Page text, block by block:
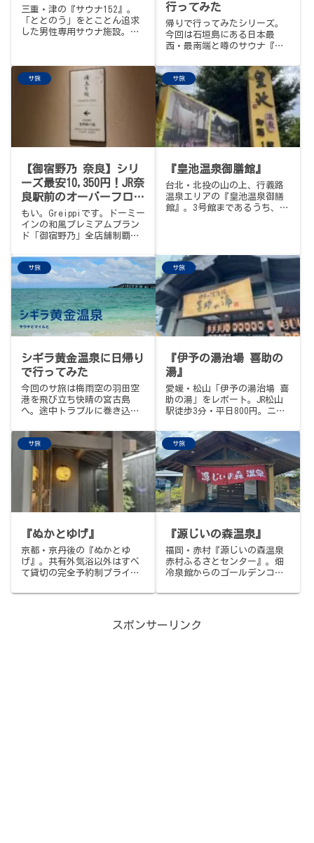
三重・津の『サウナ152』。
「ととのう」をとことん追求
した男性専用サウナ施設。中
に座ったまま水を噴射できる
リモートセルフロウリュ、温
度違いの2種の水風呂、利用
中“自分専用”にできる画期
的なととのいスペースまで。
11:00〜23:00、月曜定休、ビ
ジター2時間平日2,200円。
行ってみた
帰りで行ってみたシリーズ。
今回は石垣島にある日本最
西・最南端と噂のサウナ『に
た…
サ旅
【御宿野乃 奈良】シリ
ーズ最安10,350円！JR奈
良駅前のオーバーフロー
水風呂＆古都ご当地朝食
バイキング徹底レポート
もい。Greippiです。ドーミー
インの和風プレミアムブラン
ド「御宿野乃」全店舗制覇の
る「天然温泉 吉野桜の湯 御
宿野乃 奈良」です。境港、富
山、なんばと続いてやってき
たのは、修学旅行以来ご無沙
汰だった奈良。前回...
サ旅
『皇池温泉御膳館』
台北・北投の山の上、行義路
温泉エリアの『皇池温泉御膳
館』。3号館まであるうち、サ
の水風呂は平塚グリーンサウ
ナそっくりで、なつかしい。
世界の奇蹟、鐳温泉、癒の一
枚板。
サ旅
シギラ黄金温泉に日帰り
で行ってみた
今回のサ旅は梅雨空の羽田空
港を飛び立ち快晴の宮古島
へ。途中トラブルに巻き込ま
もちろん日本最南端・最西端
の天然温泉施設「シギラ黄金
温泉」でサウナも…
サ旅
『伊予の湯治場 喜助の
湯』
愛媛・松山「伊予の湯治場 喜
助の湯」をレポート。JR松山
駅徒歩3分・平日800円。ニフ
国1位を2年連続達成（5,558
店舗中）。選べるサウナ・水
風呂、4mの「喜助の滝」、鬼
サウナ神社など独自アイデア
が光る。ビギナーからベテラ
ンまで対応の懐の深さがNo.1
の理由かも。
サ旅
『ぬかとゆげ』
京都・京丹後の『ぬかとゆ
げ』。共有外気浴以外はすべ
て貸切の完全予約制プライベ
なる5つのサウナから選べ、ふ
か100%の酵素風呂、クラフト
サ旅
『源じいの森温泉』
福岡・赤村『源じいの森温泉
赤村ふるさとセンター』。畑
冷泉館からのゴールデンコー
ら徒歩2分の広大な敷地。真新
冷却水の2種類水風呂、屋外デ
スポンサーリンク